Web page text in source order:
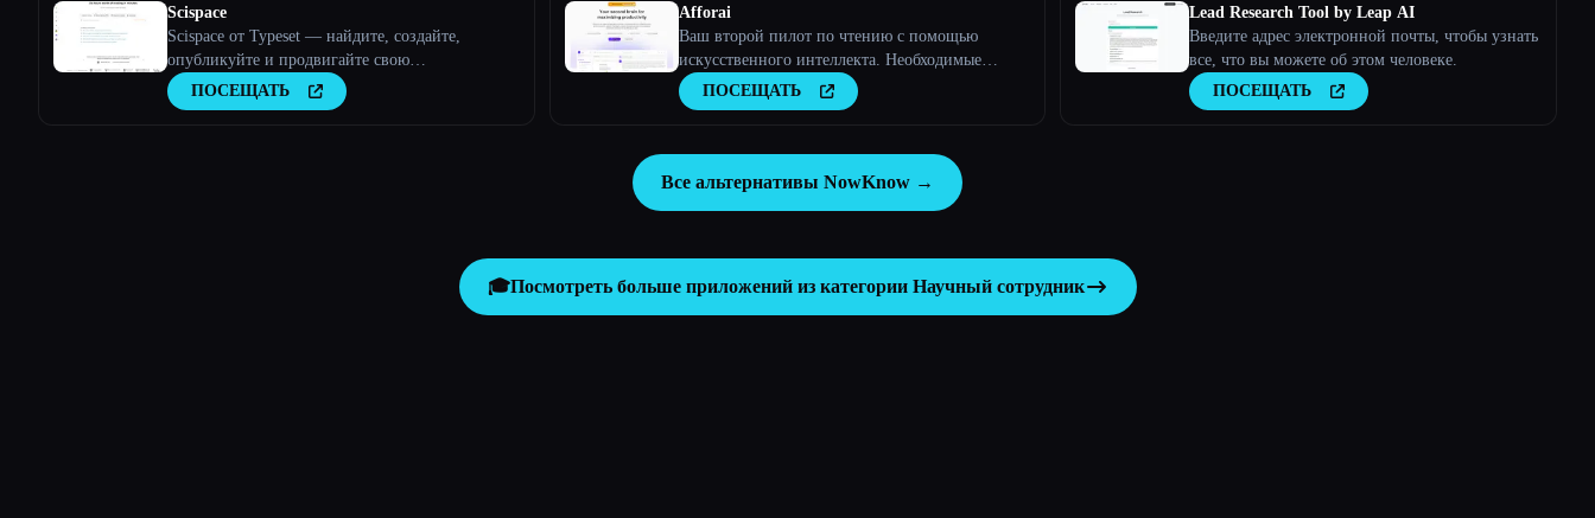
Scispace
Scispace от Typeset — найдите, создайте,
опубликуйте и продвигайте свою
исследовательскую работу
ПОСЕЩАТЬ
Afforai
Ваш второй пилот по чтению с помощью
искусственного интеллекта. Необходимые
инструменты для анализа текста, исследований
и поиска документов
ПОСЕЩАТЬ
Lead Research Tool by Leap AI
Введите адрес электронной почты, чтобы узнать
все, что вы можете об этом человеке.
ПОСЕЩАТЬ
Все альтернативы NowKnow →
🎓Посмотреть больше приложений из категории Научный сотрудник